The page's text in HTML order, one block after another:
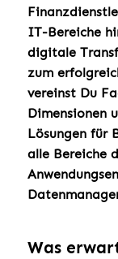
IT-Bereiche
digitale
zum
vereinst Du
Dimensionen
Lösungen für
alle Bereiche
Was